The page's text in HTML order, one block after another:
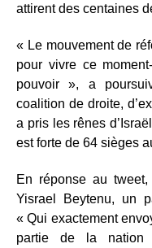
attirent des centaines
« Le mouvement de
pour vivre ce
pouvoir », a
coalition de droite,
a pris les rênes
est forte de 64 sièges
En réponse au
Yisrael Beytenu, un
« Qui exactement
partie de la